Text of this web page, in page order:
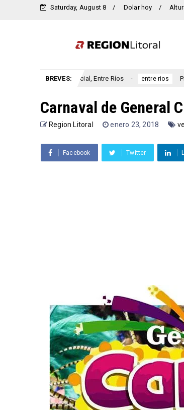
Saturday, August 8 Dolar hoy
BREVES:
San Marcial, Entre Ríos entre rios Prohibieron
Carnaval de General
Region Litoral enero 23, 2018
Facebook Twitter